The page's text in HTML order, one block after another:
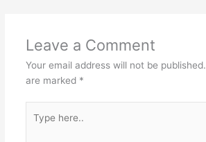
Leave a Comment
Your email address will not be published.
are marked *
here..